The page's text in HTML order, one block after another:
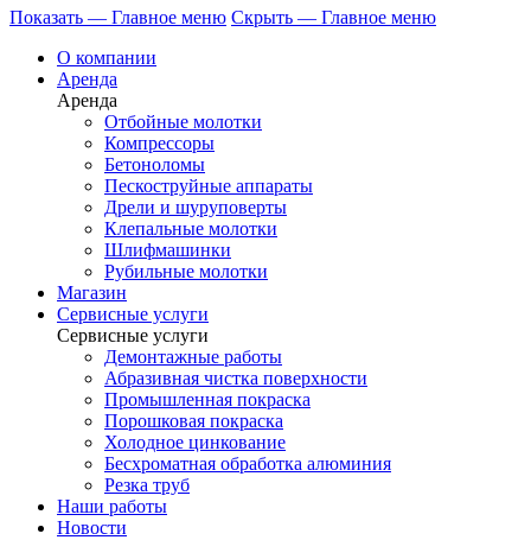
Показать — Главное меню Скрыть — Главное меню
О компании
Аренда
Аренда
Отбойные молотки
Компрессоры
Бетоноломы
Пескоструйные аппараты
Дрели и шуруповерты
Клепальные молотки
Шлифмашинки
Рубильные молотки
Магазин
Сервисные услуги
Сервисные услуги
Демонтажные работы
Абразивная чистка поверхности
Промышленная покраска
Порошковая покраска
Холодное цинкование
Бесхроматная обработка алюминия
Резка труб
Наши работы
Новости